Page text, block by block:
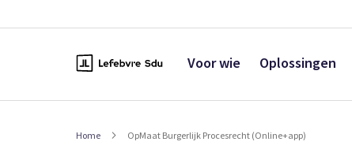
Voor wie Oplossingen
Home OpMaat Burgerlijk Procesrecht (Online+app)